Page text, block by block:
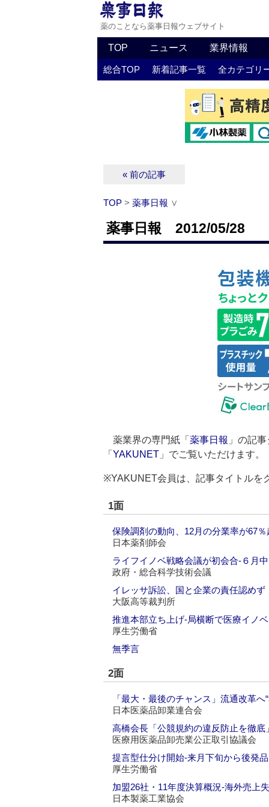
薬のことなら薬事日報ウェブサイト
TOP ニュース 業界情報
総合TOP 新着記事一覧 全カテゴリ
« 前の記事
TOP > 薬事日報 ∨
薬事日報 2012/05/28
薬業界の専門紙「 薬事日報 」の記
「 YAKUNET 」でご覧いただけます
※YAKUNET会員は、記事タイトルを
1面
保険調剤の動向、12月の分業率が67
日本薬剤師会
ライフイノベ戦略会議が初会合‐６月
政府・総合科学技術会議
イレッサ訴訟、国と企業の責任認めず
大阪高等裁判所
推進本部立ち上げ‐局横断で医療イノベ
厚生労働省
無季言
2面
「最大・最後のチャンス」流通改革へ
日本医薬品卸業連合会
高橋会長「公競規約の違反防止を徹底
医療用医薬品卸売業公正取引協議会
提言型仕分け開始‐来月下旬から後発品
厚生労働省
加盟26社・11年度決算概況‐海外売上
日本製薬工業協会